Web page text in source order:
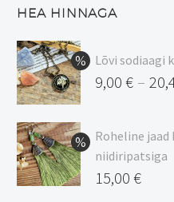
HEA HINNAGA
Lõvi sodiaagi
9,00 € –
9,00 €
kuni
20,44 €
Roheline jaad
niidiripatsiga
Algne
15,00 €